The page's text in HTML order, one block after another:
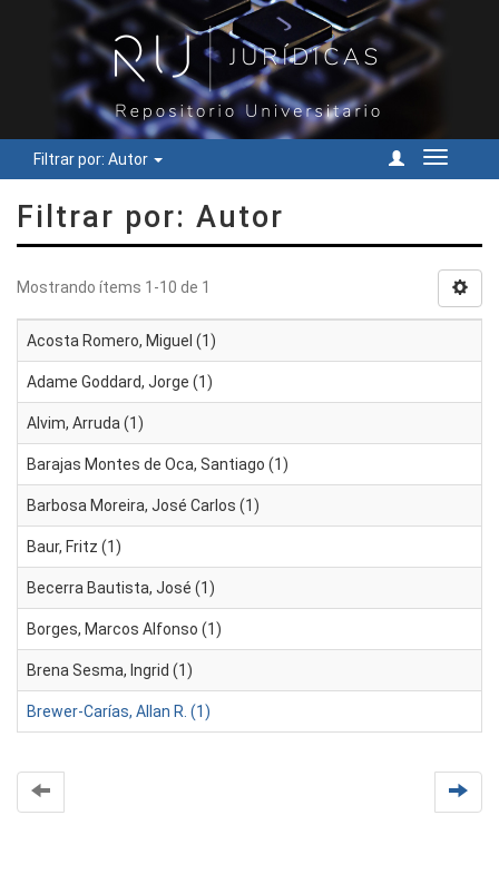
Filtrar por: Autor
Cambiar
Filtrar por: Autor
Mostrando ítems 1-10 de 1
Acosta Romero, Miguel (1)
Adame Goddard, Jorge (1)
Alvim, Arruda (1)
Barajas Montes de Oca, Santiago (1)
Barbosa Moreira, José Carlos (1)
Baur, Fritz (1)
Becerra Bautista, José (1)
Borges, Marcos Alfonso (1)
Brena Sesma, Ingrid (1)
Brewer-Carías, Allan R. (1)